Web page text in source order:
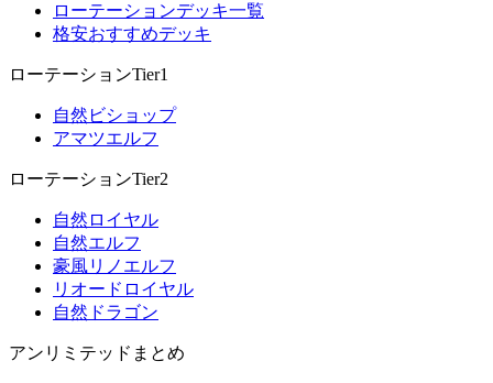
ローテーションデッキ一覧
格安おすすめデッキ
ローテーションTier1
自然ビショップ
アマツエルフ
ローテーションTier2
自然ロイヤル
自然エルフ
豪風リノエルフ
リオードロイヤル
自然ドラゴン
アンリミテッドまとめ